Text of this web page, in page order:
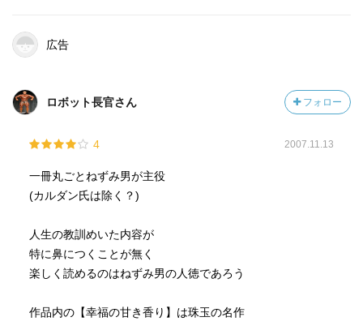
広告
ロボット長官さん フォロー
4 2007.11.13
一冊丸ごとねずみ男が主役
(カルダン氏は除く？)
人生の教訓めいた内容が
特に鼻につくことが無く
楽しく読めるのはねずみ男の人徳であろう
作品内の【幸福の甘き香り】は珠玉の名作